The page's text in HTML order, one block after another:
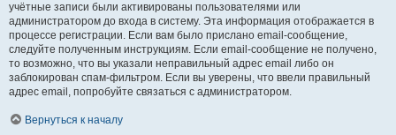
учётные записи были активированы пользователями или
администратором до входа в систему. Эта информация отображается в
процессе регистрации. Если вам было прислано email-сообщение,
следуйте полученным инструкциям. Если email-сообщение не получено,
то возможно, что вы указали неправильный адрес email либо он
заблокирован спам-фильтром. Если вы уверены, что ввели правильный
адрес email, попробуйте связаться с администратором.
Вернуться к началу